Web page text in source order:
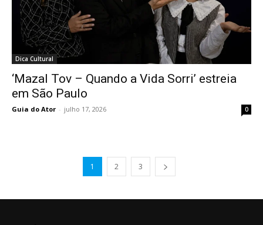
Dica Cultural
‘Mazal Tov – Quando a Vida Sorri’ estreia
em São Paulo
Guia do Ator - julho 17, 2026 0
1 2 3